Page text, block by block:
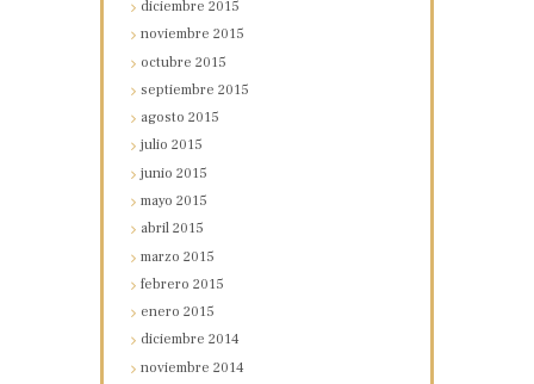
diciembre2015
noviembre2015
octubre2015
septiembre2015
agosto2015
julio2015
junio2015
mayo2015
abril2015
marzo2015
febrero2015
enero2015
diciembre2014
noviembre2014